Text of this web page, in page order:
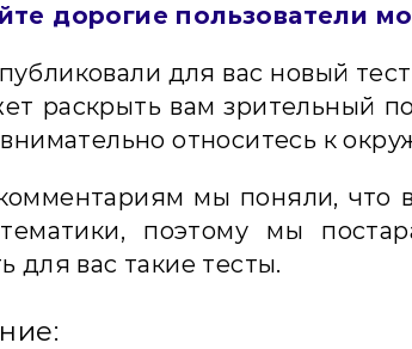
дорогие пользователи
для вас новый
раскрыть вам зрительный
относитесь к
мы поняли, что
поэтому мы
для вас такие тесты.